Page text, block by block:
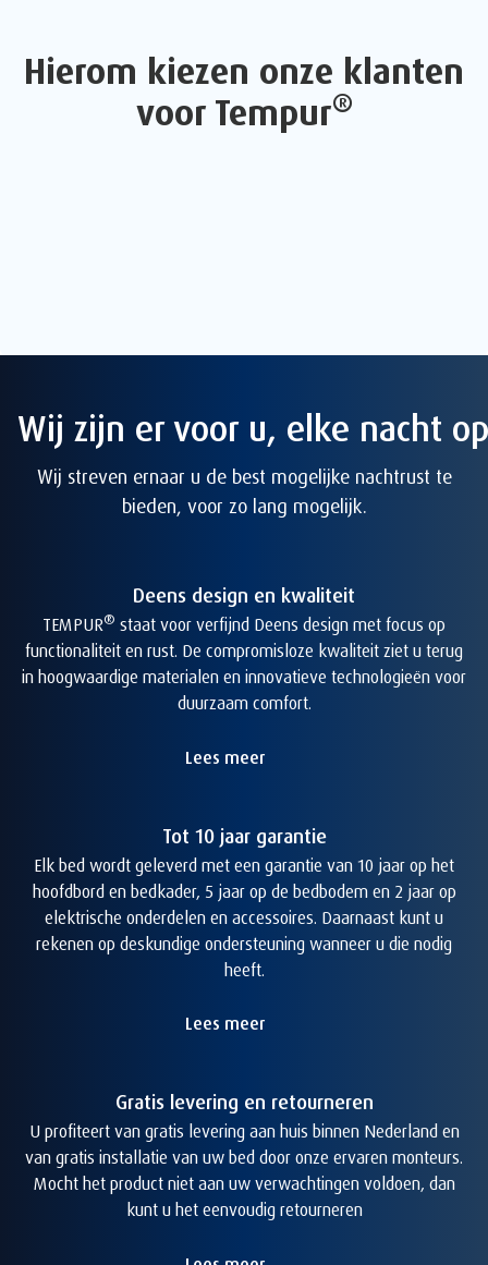
Hierom kiezen onze klanten
voor Tempur®
Wij zijn er voor u, elke nacht
Wij streven ernaar u de best mogelijke nachtrust te
bieden, voor zo lang mogelijk.
Deens design en kwaliteit
TEMPUR® staat voor verfijnd Deens design met focus op
functionaliteit en rust. De compromisloze kwaliteit ziet u terug
in hoogwaardige materialen en innovatieve technologieën voor
duurzaam comfort.
Lees meer
Tot 10 jaar garantie
Elk bed wordt geleverd met een garantie van 10 jaar op het
hoofdbord en bedkader, 5 jaar op de bedbodem en 2 jaar op
elektrische onderdelen en accessoires. Daarnaast kunt u
rekenen op deskundige ondersteuning wanneer u die nodig
heeft.
Lees meer
Gratis levering en retourneren
U profiteert van gratis levering aan huis binnen Nederland en
van gratis installatie van uw bed door onze ervaren monteurs.
Mocht het product niet aan uw verwachtingen voldoen, dan
kunt u het eenvoudig retourneren